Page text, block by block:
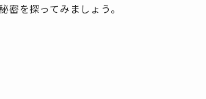
を探ってみましょう。